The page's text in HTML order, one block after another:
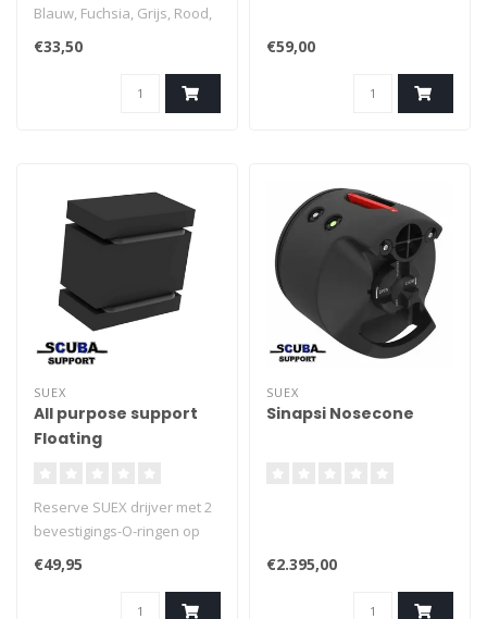
Blauw, Fuchsia, Grijs, Rood,
Groen.
€33,50 €59,00
SUEX
All purpose support
Floating
Reserve SUEX drijver met 2
bevestigings-O-ringen op
universele steun
€49,95
SUEX
Sinapsi Nosecone
€2.395,00